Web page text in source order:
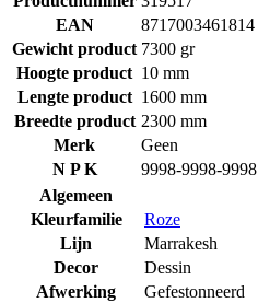
EAN
8717003461814
Gewicht product 7300 gr
Hoogte product 10 mm
Lengte product 1600 mm
Breedte product 2300 mm
Merk
Geen
N P K
9998-9998-9998
Algemeen
Kleurfamilie
Roze
Lijn
Marrakesh
Decor
Dessin
Afwerking
Gefestonneerd